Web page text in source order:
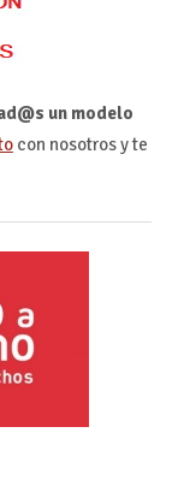
un modelo
con nosotros y te